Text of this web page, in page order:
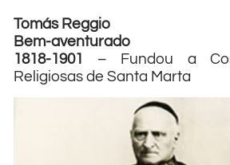
Tomás Reggio
Bem-aventurado
1818-1901
– Fundou a
Religiosas de Santa Marta